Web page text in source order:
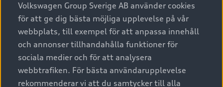
A6 modellerna
SUV
Avant
Privatleasing
Nya bilar i lager
Begagnade bilar i lager
Audi approved :plus - så gott som nya
Finansiering
Service & tillbehör
Audi digital services
Originaltillbehör - köp online
Garantier
Tjänstebil
Tjänstebil
Business lease online
Företagsleasing
Om Audi Sverige
Kontakta oss
Volkswagen Group Sverige AB använder cookies
för att ge dig bästa möjliga upplevelse på vår
webbplats, till exempel för att anpassa innehåll
och annonser tillhandahålla funktioner för
sociala medier och för att analysera
webbtrafiken. För bästa användarupplevelse
rekommenderar vi att du samtycker till alla